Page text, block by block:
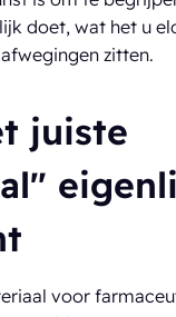
doet, wat het u
zitten.
juiste
voor